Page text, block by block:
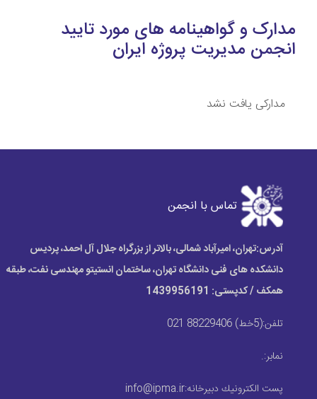
مدارک و گواهینامه های مورد تایید
انجمن مدیریت پروژه ایران
مدارکی یافت نشد
تماس با انجمن
آدرس:تهران، امیرآباد شمالی، بالاتر از بزرگراه جلال آل احمد، پردیس
دانشکده های فنی دانشگاه تهران، ساختمان انستیتو مهندسی نفت، طبقه
همکف / کدپستی: 1439956191
تلفن:(5خط) 88229406 021
نمابر:.
پست الكترونيك دبیرخانه:info@ipma.ir